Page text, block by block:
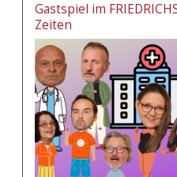
Gastspiel im
Zeiten